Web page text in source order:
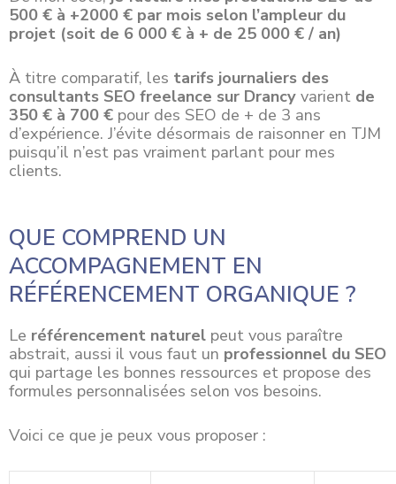
500 € à +2000 € par mois selon l’ampleur du
projet (soit de 6 000 € à + de 25 000 € / an)
À titre comparatif, les tarifs journaliers des
consultants SEO freelance sur Drancy varient de
350 € à 700 € pour des SEO de + de 3 ans
d’expérience. J’évite désormais de raisonner en TJM
puisqu’il n’est pas vraiment parlant pour mes
clients.
QUE COMPREND UN
ACCOMPAGNEMENT EN
RÉFÉRENCEMENT ORGANIQUE ?
Le référencement naturel peut vous paraître
abstrait, aussi il vous faut un professionnel du SEO
qui partage les bonnes ressources et propose des
formules personnalisées selon vos besoins.
Voici ce que je peux vous proposer :